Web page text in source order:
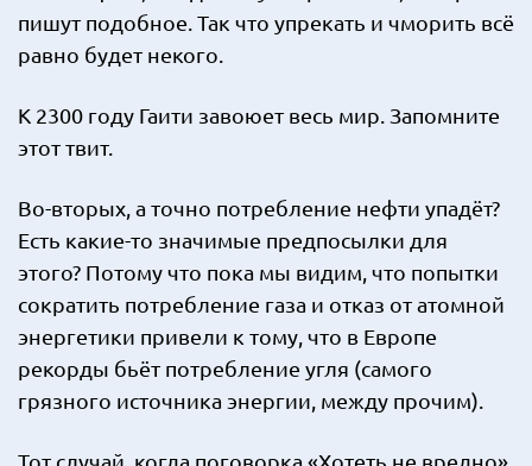
пишут подобное. Так что упрекать и чморить всё
равно будет некого.
К 2300 году Гаити завоюет весь мир. Запомните
этот твит.
Во-вторых, а точно потребление нефти упадёт?
Есть какие-то значимые предпосылки для
этого? Потому что пока мы видим, что попытки
сократить потребление газа и отказ от атомной
энергетики привели к тому, что в Европе
рекорды бьёт потребление угля (самого
грязного источника энергии, между прочим).
Тот случай, когда поговорка «Хотеть не вредно»